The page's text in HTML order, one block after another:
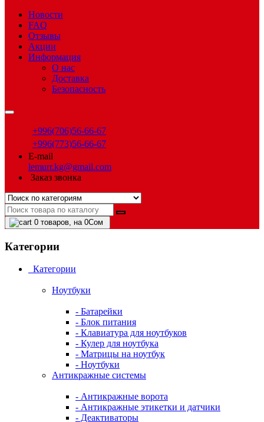
Новости
FAQ
Отзывы
Акции
Информация
О нас
Доставка
Безопасность
+996(706)56-66-67
+996(773)56-66-67
E-mail
lemurr.kg@gmail.com
Заказ звонка
0 товаров, на 0Сом
Категории
Категории
Ноутбуки
- Батарейки
- Блок питания
- Клавиатура для ноутбуков
- Кулер для ноутбука
- Матрицы на ноутбук
- Ноутбуки
Антикражные системы
- Антикражные ворота
- Антикражные этикетки и датчики
- Деактиваторы